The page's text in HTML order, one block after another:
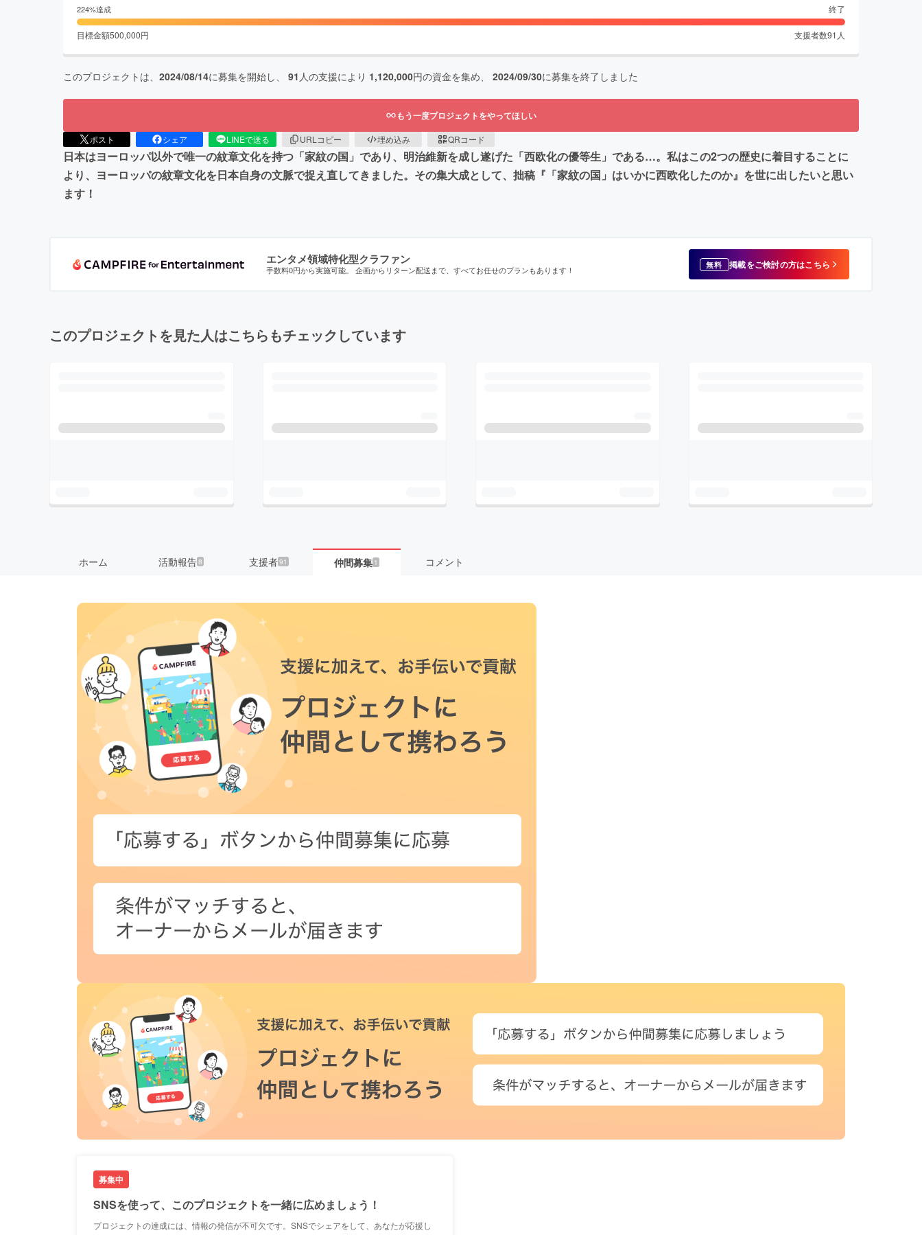
224%達成 終了
目標金額500,000円 支援者数91 人
このプロジェクトは、 2024/08/14に募集を開始し、 91 人の支援により 1,120,000円の資金を集め、 2024/09/30に募集を終了しました
もう一度プロジェクトをやってほしい
ポスト シェア LINEで送る URLコピー 埋め込み QRコード
日本はヨーロッパ以外で唯一の紋章文化を持つ「家紋の国」であり、明治維新を成し遂げた「西欧化の優等生」である…。私はこの2つの歴史に着目することに
より、ヨーロッパの紋章文化を日本自身の文脈で捉え直してきました。その集大成として、拙稿『「家紋の国」はいかに西欧化したのか』を世に出したいと思い
ます！
エンタメ領域特化型クラファン
手数料0円から実施可能。 企画からリターン配送まで、すべてお任せのプランもあります！ 無料 掲載をご検討の方はこちら
このプロジェクトを見た人はこちらもチェックしています
ホーム 活動報告8 支援者91 仲間募集 1 コメント
募集中
SNSを使って、このプロジェクトを一緒に広めましょう！
プロジェクトの達成には、情報の発信が不可欠です。SNSでシェアをして、あなたが応援し